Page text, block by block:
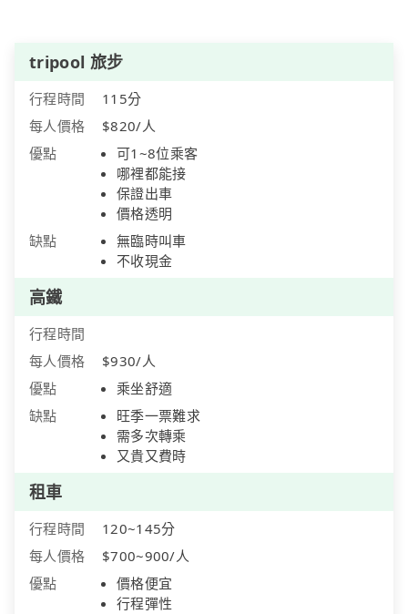
tripool 旅步
行程時間
115分
每人價格
$820/人
優點
可1~8位乘客
哪裡都能接
保證出車
價格透明
缺點
無臨時叫車
不收現金
高鐵
行程時間
每人價格
$930/人
優點
乘坐舒適
缺點
旺季一票難求
需多次轉乘
又貴又費時
租車
行程時間
120~145分
每人價格
$700~900/人
優點
價格便宜
行程彈性